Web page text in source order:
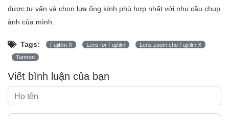
được tư vấn và chọn lựa ống kính phù hợp nhất với nhu cầu chụp
ảnh của mình.
Tags: Fujifilm X Lens for Fujifilm Lens zoom cho Fujifilm X
Tamron
Viết bình luận của bạn